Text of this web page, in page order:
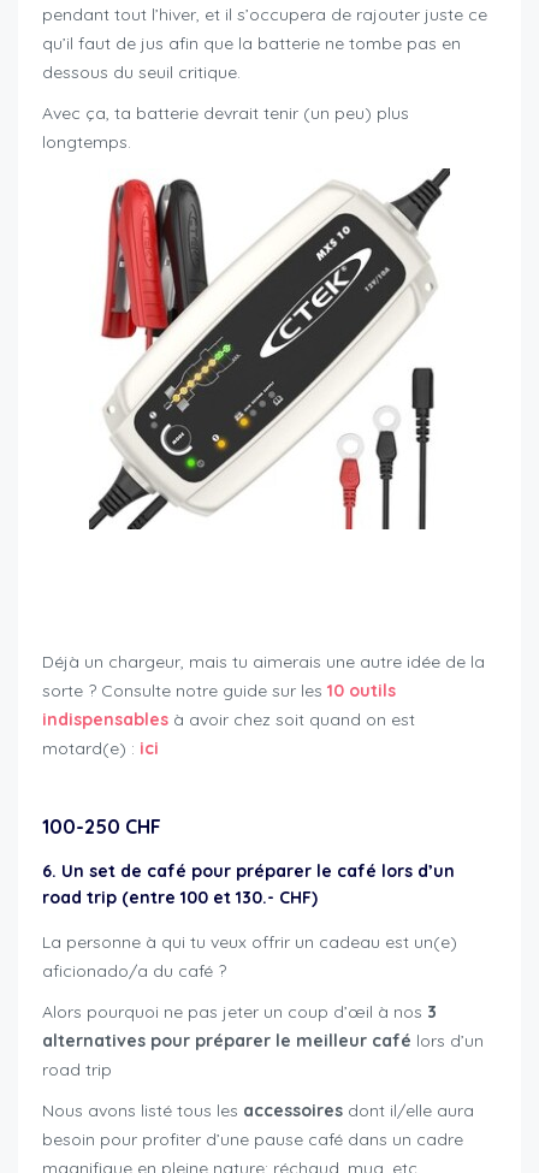
pendant tout l’hiver, et il s’occupera de rajouter juste ce
qu’il faut de jus afin que la batterie ne tombe pas en
dessous du seuil critique.
Avec ça, ta batterie devrait tenir (un peu) plus
longtemps.
Déjà un chargeur, mais tu aimerais une autre idée de la
sorte ? Consulte notre guide sur les 10 outils
indispensables à avoir chez soit quand on est
motard(e) : ici
100-250 CHF
6. Un set de café pour préparer le café lors d’un
road trip (entre 100 et 130.- CHF)
La personne à qui tu veux offrir un cadeau est un(e)
aficionado/a du café ?
Alors pourquoi ne pas jeter un coup d’œil à nos 3
alternatives pour préparer le meilleur café lors d’un
road trip
Nous avons listé tous les accessoires dont il/elle aura
besoin pour profiter d’une pause café dans un cadre
magnifique en pleine nature: réchaud, mug, etc.